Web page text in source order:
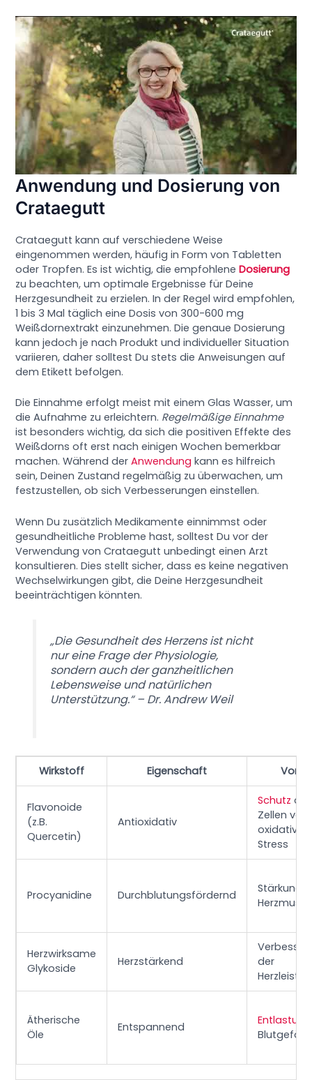
Anwendung und Dosierung von
Crataegutt
Crataegutt kann auf verschiedene Weise
eingenommen werden, häufig in Form von Tabletten
oder Tropfen. Es ist wichtig, die empfohleneDosierung
zu beachten, um optimale Ergebnisse für Deine
Herzgesundheit zu erzielen. In der Regel wird empfohlen,
1 bis 3 Mal täglich eine Dosis von 300-600 mg
Weißdornextrakt einzunehmen. Die genaue Dosierung
kann jedoch je nach Produkt und individueller Situation
variieren, daher solltest Du stets die Anweisungen auf
dem Etikett befolgen.
Die Einnahme erfolgt meist mit einem Glas Wasser, um
die Aufnahme zu erleichtern. Regelmäßige Einnahme
ist besonders wichtig, da sich die positiven Effekte des
Weißdorns oft erst nach einigen Wochen bemerkbar
machen. Während derAnwendung kann es hilfreich
sein, Deinen Zustand regelmäßig zu überwachen, um
festzustellen, ob sich Verbesserungen einstellen.
Wenn Du zusätzlich Medikamente einnimmst oder
gesundheitliche Probleme hast, solltest Du vor der
Verwendung von Crataegutt unbedingt einen Arzt
konsultieren. Dies stellt sicher, dass es keine negativen
Wechselwirkungen gibt, die Deine Herzgesundheit
beeinträchtigen könnten.
„Die Gesundheit des Herzens ist nicht
nur eine Frage der Physiologie,
sondern auch der ganzheitlichen
Lebensweise und natürlichen
Unterstützung.“ – Dr. Andrew Weil
Wirkstoff Eigenschaft Vorteil
Flavonoide
(z.B.
Quercetin)
Antioxidativ
Schutz der
Zellen vor
Stress
Procyanidine Durchblutungsfördernd
Stärkung
Herzwirksame
Glykoside
Herzstärkend
der
Ätherische
Öle
Entspannend Entlastung